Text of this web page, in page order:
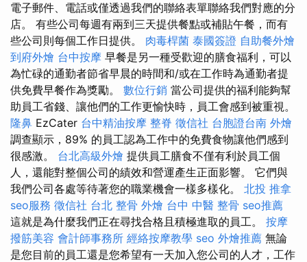
電子郵件、電話或僅透過我們的聯絡表單聯絡我們對應的分
店。 有些公司每週有兩到三天提供餐點或補貼午餐，而有
些公司則每個工作日提供。 肉毒桿菌 泰國簽證 自助餐外燴
到府外燴 台中按摩 早餐是另一種受歡迎的膳食福利，可以
為忙碌的通勤者節省早晨的時間和/或在工作時為通勤者提
供免費早餐作為獎勵。 數位行銷 當公司提供的福利能夠幫
助員工省錢、讓他們的工作更愉快時，員工會感到被重視。
隆鼻 EzCater 台中精油按摩 整脊 徵信社 台胞證台南 外燴
調查顯示，89% 的員工認為工作中的免費食物讓他們感到
很感激。 台北高級外燴 提供員工膳食不僅有利於員工個
人，還能對整個公司的績效和營運產生正面影響。 它們與
我們公司各處等待著您的職業機會一樣多樣化。 北投 推拿
seo服務 徵信社 台北 整骨 外燴 台中 中醫 整骨 seo推薦
這就是為什麼我們正在尋找合格且積極進取的員工。 按摩
撥筋美容 會計師事務所 經絡按摩教學 seo 外燴推薦 無論
是您目前的員工還是您希望有一天加入您公司的人才，工作